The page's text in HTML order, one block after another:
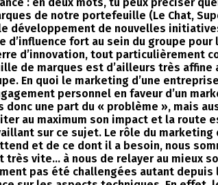
de notre portefeuille (Le Chat,
développement de nouvelles
d’influence fort au sein du groupe
d’innovation, tout particulièrement
de marques est d’ailleurs très
En quoi le marketing d’une
personnel en faveur d’un
donc une part du « problème », mais
au maximum son impact et la route
sur ce sujet. Le rôle du
et de ce dont il a besoin, nous
très vite… à nous de relayer au mieux
pas été challengées autant